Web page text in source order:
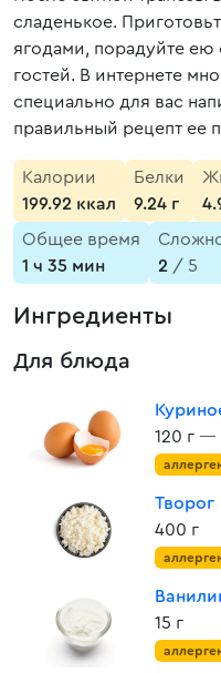
сладенькое.
ягодами, порадуйте
гостей. В интернете
специально для вас
правильный рецепт ее
Калории
199.92 ккал
Белки
9.24 г
Общее время
1 ч 35 мин
2 / 5
Ингредиенты
Для блюда
120 г —
Творог
400 г
15 г